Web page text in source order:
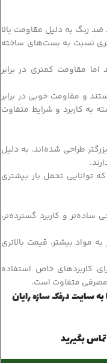
زنگ به دلیل مقاومت بالا
نسبت به بست‌های ساخته
مقاومت کمتری در برابر
و مقاومت خوبی در برابر
به کاربرد و شرایط متفاوت
طراحی شده‌اند، به دلیل
تحمل بار بیشتری
و کاربرد گسترده‌تر،
مواد بیشتر، قیمت بالاتری
کاربردهای خاص استفاده
متفاوت است.
به سایتدرفک سازه رایان
تماس بگیرید